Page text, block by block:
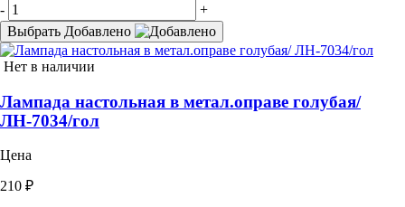
-
+
Выбрать Добавлено
Нет в наличии
Лампада настольная в метал.оправе голубая/
ЛН-7034/гол
Цена
210 ₽